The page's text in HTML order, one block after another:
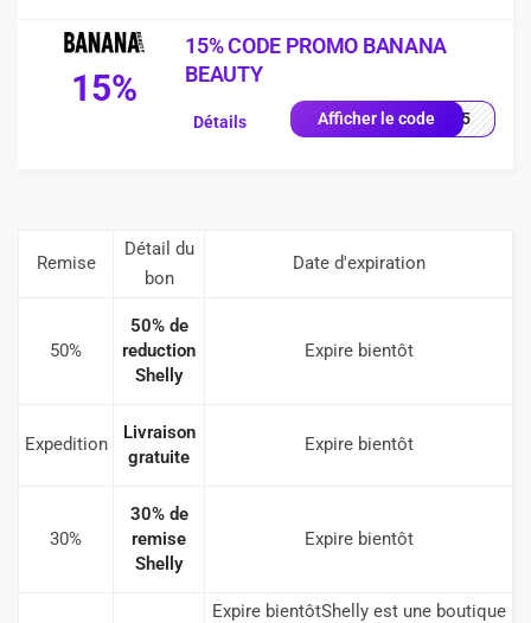
15%
15% CODE PROMO BANANA
BEAUTY
Afficher le codeNA15
Détails
Remise
Détail du
bon
Date d'expiration
50%
50% de
reduction
Shelly
Expire bientôt
Expedition
Livraison
gratuite
Expire bientôt
30%
30% de
remise
Shelly
Expire bientôt
Expire bientôtShelly est une boutique